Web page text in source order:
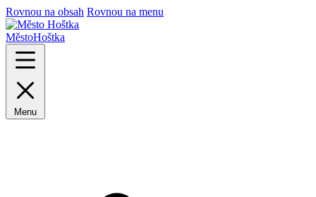
Rovnou na obsah Rovnou na menu
MěstoHoštka
Menu